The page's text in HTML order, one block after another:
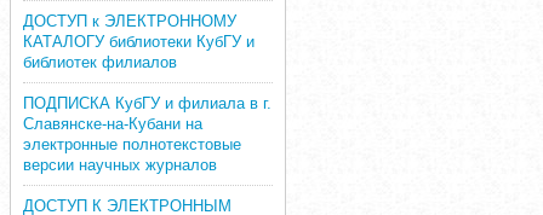
ДОСТУП к ЭЛЕКТРОННОМУ
КАТАЛОГУ библиотеки КубГУ и
библиотек филиалов
ПОДПИСКА КубГУ и филиала в г.
Славянске-на-Кубани на
электронные полнотекстовые
версии научных журналов
ДОСТУП К ЭЛЕКТРОННЫМ